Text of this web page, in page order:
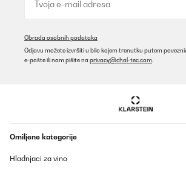
Obrada osobnih podataka
Odjavu možete izvršiti u bilo kojem trenutku putem
e-pošte ili nam pišite na privacy@chal-tec.com
Omiljene kategorije
Hladnjaci za vino